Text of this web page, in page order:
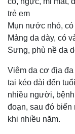
trẻ em
Mụn nước nhỏ,
Mảng da dày, có
Sưng, phù nề da
Viêm da cơ địa
tại kéo dài đến
nhiều người,
đoạn, sau đó biến
khi nhiều năm.